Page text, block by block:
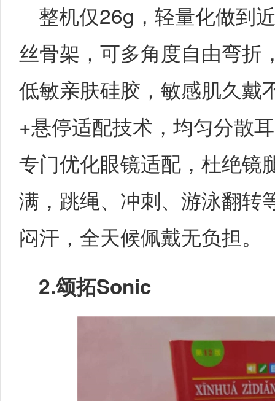
整机仅26g，轻量化做到
丝骨架，可多角度自由弯折
低敏亲肤硅胶，敏感肌久戴
+悬停适配技术，均匀分散
专门优化眼镜适配，杜绝镜
满，跳绳、冲刺、游泳翻转
闷汗，全天候佩戴无负担。
2.颂拓Sonic